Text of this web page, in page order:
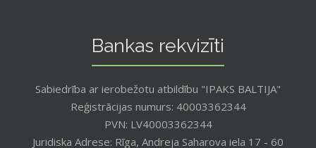
Bankas rekvizīti
Sabiedrība ar ierobežotu atbildību "IPAKS BALTIJA"
Reģistrācijas numurs: 40003362344
PVN: LV40003362344
Juridiska Adrese: Rīga, Andreja Saharova iela 17 - 60